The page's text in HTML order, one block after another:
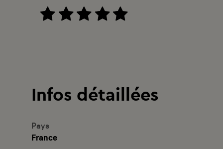
Infos détaillées
Pays
France